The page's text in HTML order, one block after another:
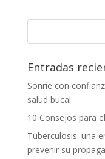
Entradas
Sonríe con
salud bucal
10 Consejos para
Tuberculosis: una
prevenir su